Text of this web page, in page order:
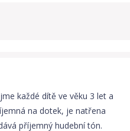
každé dítě ve věku 3 let a
na dotek, je natřena
příjemný hudební tón.